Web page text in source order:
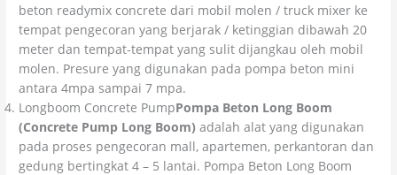
beton readymix concrete dari mobil molen / truck mixer ke
tempat pengecoran yang berjarak / ketinggian dibawah 20
meter dan tempat-tempat yang sulit dijangkau oleh mobil
molen. Presure yang digunakan pada pompa beton mini
antara 4mpa sampai 7 mpa.
Longboom Concrete PumpPompa Beton Long Boom
(Concrete Pump Long Boom) adalah alat yang digunakan
pada proses pengecoran mall, apartemen, perkantoran dan
gedung bertingkat 4 – 5 lantai. Pompa Beton Long Boom